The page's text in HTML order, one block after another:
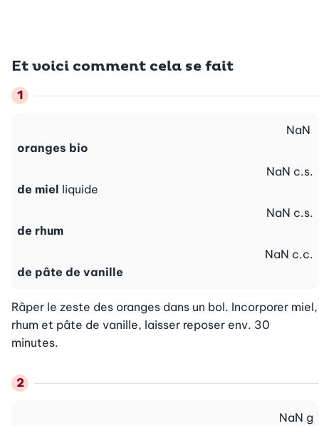
Et voici comment cela se fait
oranges bio
NaN
de miel liquide
NaN c.s.
de rhum
NaN c.s.
de pâte de vanille
NaN c.c.
Râper le zeste des oranges dans un bol. Incorporer miel,
rhum et pâte de vanille, laisser reposer env. 30
minutes.
NaN g